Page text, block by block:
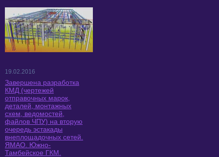
19.02.2016
Завершена разработка
КМД (чертежей
отправочных марок,
деталей, монтажных
схем, ведомостей,
файлов ЧПУ) на вторую
очередь эстакады
внеплощадочных сетей.
ЯМАО. Южно-
Тамбейское ГКМ.